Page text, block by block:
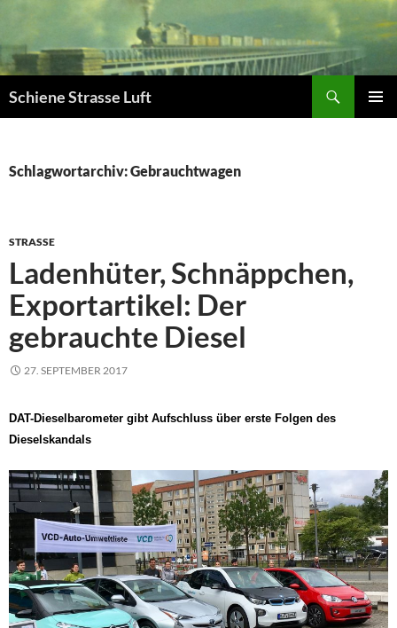
springen
Schiene Strasse Luft
Schlagwortarchiv: Gebrauchtwagen
STRASSE
Ladenhüter, Schnäppchen,
Exportartikel: Der
gebrauchte Diesel
27. SEPTEMBER 2017
DAT-Dieselbarometer gibt Aufschluss über erste Folgen des
Dieselskandals